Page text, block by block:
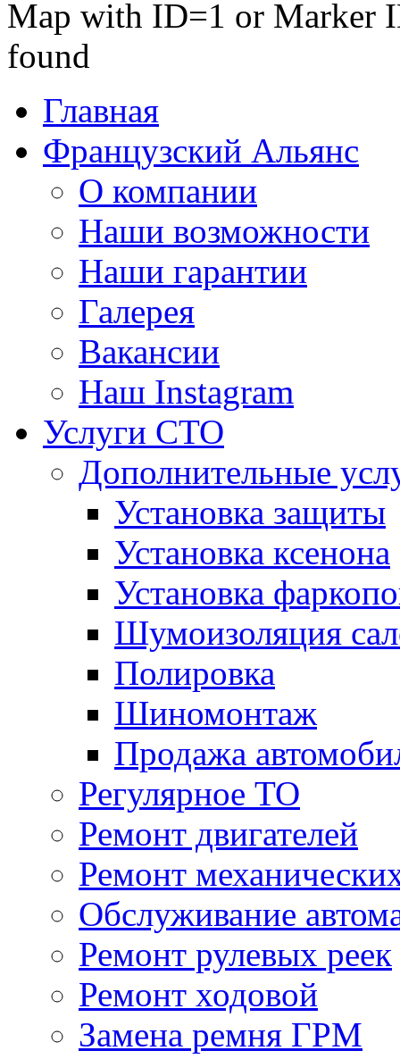
Map with ID=1 or Marker
found
Главная
Французский Альянс
О компании
Наши возможности
Наши гарантии
Галерея
Вакансии
Наш Instagram
Услуги СТО
Дополнительные
Установка защиты
Установка ксенона
Установка
Шумоизоляция
Полировка
Шиномонтаж
Продажа
Регулярное ТО
Ремонт двигателей
Ремонт
Обслуживание
Ремонт рулевых реек
Ремонт ходовой
Замена ремня ГРМ